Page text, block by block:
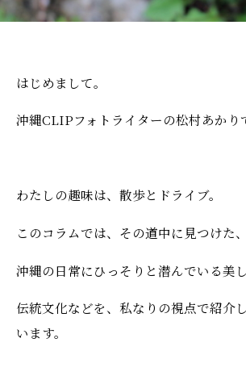
はじめまして。
沖縄CLIPフォトライターの松村あかり
わたしの趣味は、散歩とドライブ。
このコラムでは、その道中に見つけた、
沖縄の日常にひっそりと潜んでいる美し
伝統文化などを、私なりの視点で紹介
います。